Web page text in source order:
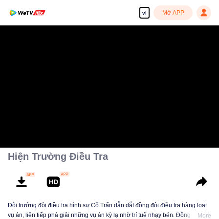
vi Mở APP
Hiện Trường Điều Tra
Đội trưởng đội điều tra hình sự Cố Trấn dẫn dắt đồng đội điều tra hàng loạt
vụ án, liên tiếp phá giải những vụ án kỳ lạ nhờ trí tuệ nhạy bén. Đồng thời,More